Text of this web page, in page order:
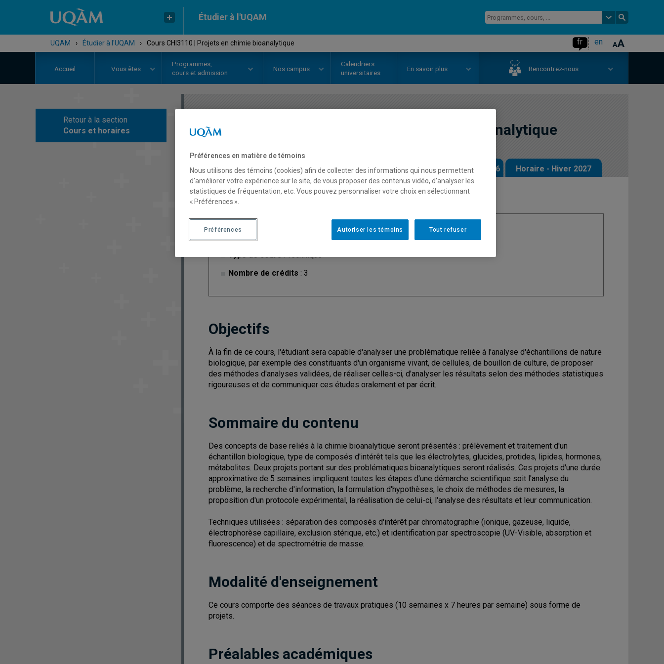
Étudier à l'UQAM
UQAM › Étudier à l'UQAM › Cours CHI3110 | Projets en chimie bioanalytique fr en
Accueil Vous êtes
Programmes,
cours et admission
Nos campus
Calendriers
universitaires
En savoir plus Rencontrez-nous
Retour à la section
Cours et horaires
COURS Projets en chimie bioanalytique
Description Horaire - Été 2026 Horaire - Automne 2026 Horaire - Hiver 2027
Type de cours: Technique
Nombre de crédits : 3
Objectifs
À la fin de ce cours, l'étudiant sera capable d'analyser une problématique reliée à l'analyse d'échantillons de nature
biologique, par exemple des constituants d'un organisme vivant, de cellules, de bouillon de culture, de proposer
des méthodes d'analyses validées, de réaliser celles-ci, d'analyser les résultats selon des méthodes statistiques
rigoureuses et de communiquer ces études oralement et par écrit.
Sommaire du contenu
Des concepts de base reliés à la chimie bioanalytique seront présentés : prélèvement et traitement d'un
échantillon biologique, type de composés d'intérêt tels que les électrolytes, glucides, protides, lipides, hormones,
métabolites. Deux projets portant sur des problématiques bioanalytiques seront réalisés. Ces projets d'une durée
approximative de 5 semaines impliquent toutes les étapes d'une démarche scientifique soit l'analyse du
problème, la recherche d'information, la formulation d'hypothèses, le choix de méthodes de mesures, la
proposition d'un protocole expérimental, la réalisation de celui-ci, l'analyse des résultats et leur communication.
Techniques utilisées : séparation des composés d'intérêt par chromatographie (ionique, gazeuse, liquide,
électrophorèse capillaire, exclusion stérique, etc.) et identification par spectroscopie (UV-Visible, absorption et
fluorescence) et de spectrométrie de masse.
Modalité d'enseignement
Ce cours comporte des séances de travaux pratiques (10 semaines x 7 heures par semaine) sous forme de
projets.
Préalables académiques
Préférences en matière de témoins
Nous utilisons des témoins (cookies) afin de collecter des informations qui nous permettent
d’améliorer votre expérience sur le site, de vous proposer des contenus vidéo, d’analyser les
statistiques de fréquentation, etc. Vous pouvez personnaliser votre choix en sélectionnant
« Préférences ».
Tout refuser
Autoriser les témoins
Préférences